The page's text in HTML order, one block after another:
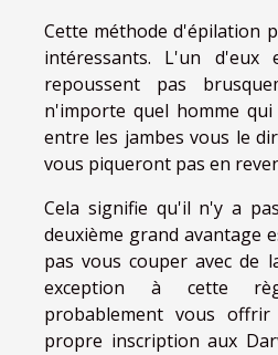
Cette méthode d'épilation
intéressants. L'un
repoussent pas
n'importe quel homme
entre les jambes vous le
vous piqueront pas en
Cela signifie qu'il n'y a
deuxième grand avantage
pas vous couper avec de
exception à cette
probablement vous
propre inscription aux